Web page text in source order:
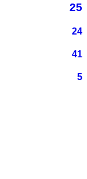
25
24
41
5